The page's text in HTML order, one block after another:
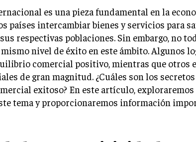
es una pieza fundamental en la
países intercambiar bienes y servicios para
respectivas poblaciones. Sin embargo, no
nivel de éxito en este ámbito. Algunos
comercial positivo, mientras que otros
de gran magnitud. ¿Cuáles son los
exitoso? En este artículo,
tema y proporcionaremos información